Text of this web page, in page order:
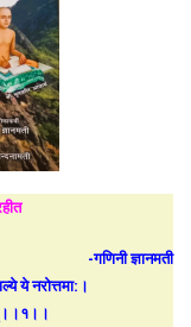
-गणिनी ज्ञानमती
ये नरोत्तमा:।